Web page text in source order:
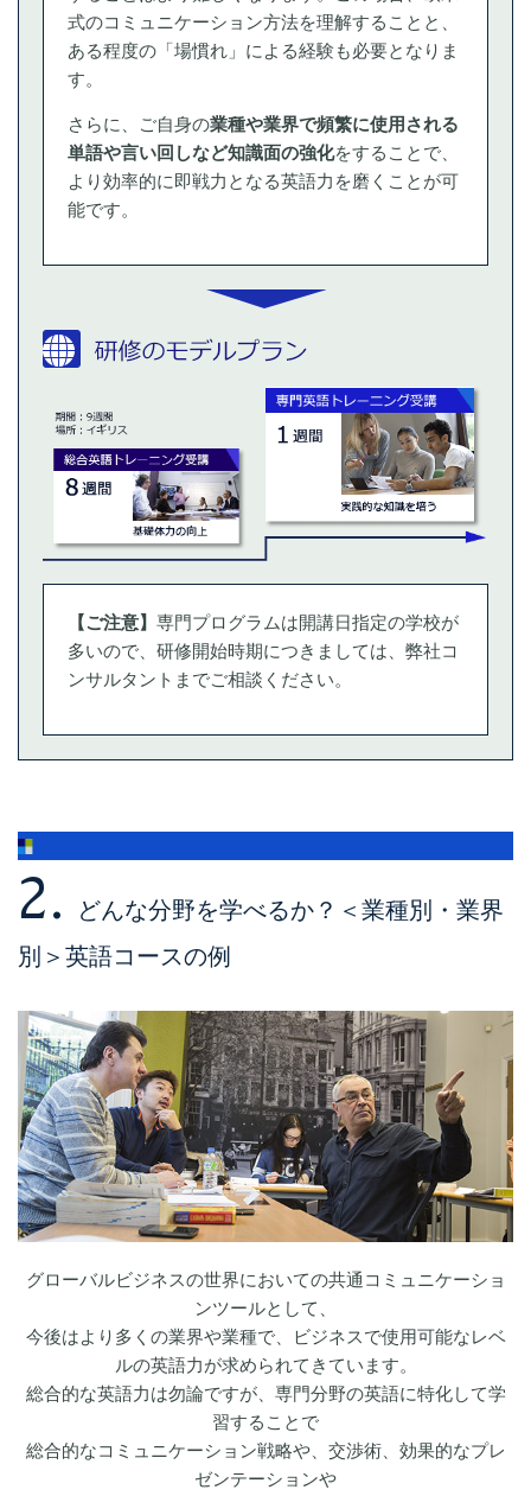
式のコミュニケーション方法を理解することと、
ある程度の「場慣れ」による経験も必要となりま
す。
さらに、ご自身の業種や業界で頻繁に使用される
単語や言い回しなど知識面の強化をすることで、
より効率的に即戦力となる英語力を磨くことが可
能です。
【ご注意】 専門プログラムは開講日指定の学校が
多いので、研修開始時期につきましては、弊社コ
ンサルタントまでご相談ください。
2.
どんな分野を学べるか？＜業種別・業界
別＞英語コースの例
グローバルビジネスの世界においての共通コミュニケーショ
ンツールとして、
今後はより多くの業界や業種で、ビジネスで使用可能なレベ
ルの英語力が求められてきています。
総合的な英語力は勿論ですが、専門分野の英語に特化して学
習することで
総合的なコミュニケーション戦略や、交渉術、効果的なプレ
ゼンテーションや